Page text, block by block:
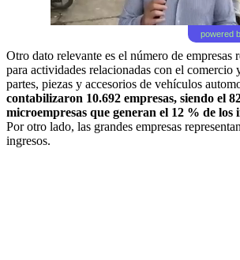
powered
Otro dato relevante es el número de empresas
para actividades relacionadas con el comercio
partes, piezas y accesorios de vehículos
contabilizaron 10.692 empresas, siendo el
microempresas que generan el 12 % de los
Por otro lado, las grandes empresas
ingresos.